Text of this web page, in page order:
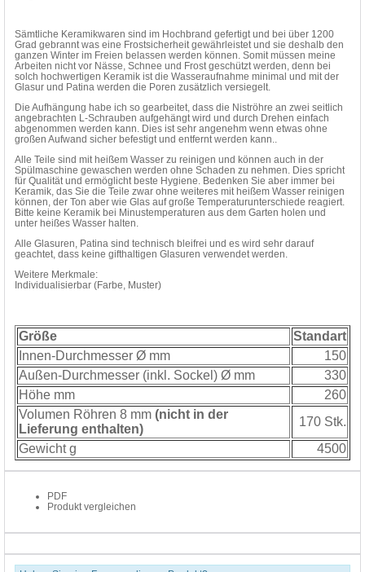
Sämtliche Keramikwaren sind im Hochbrand gefertigt und bei über 1200
Grad gebrannt was eine Frostsicherheit gewährleistet und sie deshalb den
ganzen Winter im Freien belassen werden können. Somit müssen meine
Arbeiten nicht vor Nässe, Schnee und Frost geschützt werden, denn bei
solch hochwertigen Keramik ist die Wasseraufnahme minimal und mit der
Glasur und Patina werden die Poren zusätzlich versiegelt.
Die Aufhängung habe ich so gearbeitet, dass die Niströhre an zwei seitlich
angebrachten L-Schrauben aufgehängt wird und durch Drehen einfach
abgenommen werden kann. Dies ist sehr angenehm wenn etwas ohne
großen Aufwand sicher befestigt und entfernt werden kann..
Alle Teile sind mit heißem Wasser zu reinigen und können auch in der
Spülmaschine gewaschen werden ohne Schaden zu nehmen. Dies spricht
für Qualität und ermöglicht beste Hygiene. Bedenken Sie aber immer bei
Keramik, das Sie die Teile zwar ohne weiteres mit heißem Wasser reinigen
können, der Ton aber wie Glas auf große Temperaturunterschiede reagiert.
Bitte keine Keramik bei Minustemperaturen aus dem Garten holen und
unter heißes Wasser halten.
Alle Glasuren, Patina sind technisch bleifrei und es wird sehr darauf
geachtet, dass keine gifthaltigen Glasuren verwendet werden.
Weitere Merkmale:
Individualisierbar (Farbe, Muster)
Größe
Standart
Innen-Durchmesser Ø mm
150
Außen-Durchmesser (inkl. Sockel) Ø mm
330
Höhe mm
260
Volumen Röhren 8 mm (nicht in der
Lieferung enthalten)
170 Stk.
Gewicht g
4500
PDF
Produkt vergleichen